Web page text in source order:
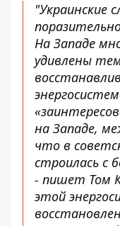
"Украинские
На Западе
удивлены
на Западе,
что в
строилась с
- пишет Том
этой